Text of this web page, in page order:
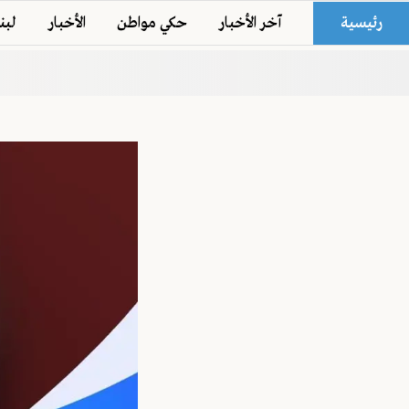
رئيسية آخر الأخبار حكي مواطن الأخبار